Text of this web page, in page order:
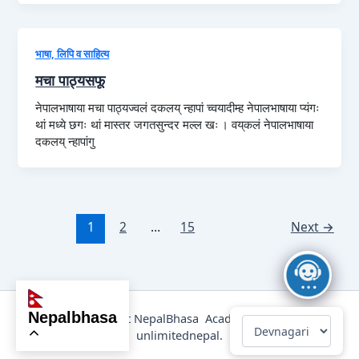
भाषा, लिपि व साहित्य
मचा पाठ्यसफू
नेपालभाषाया मचा पाठ्यज्वलं दकलय् न्हापां च्वयादीम्ह नेपालभाषाया प्यंगः
थां मध्ये छगः थां मास्तर जगतसुन्दर मल्ल खः । वय्‌कलं नेपालभाषाया
दकलय् न्हापांगु
1 2 … 15 Next →
@2025 Copyright NepalBhasa Academy Powered by
unlimitednepal.
nepalbhasa